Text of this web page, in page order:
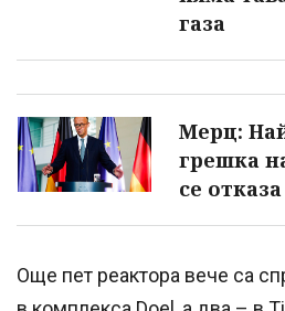
газа
Мерц:
грешка
се
Още пет реактора вече са